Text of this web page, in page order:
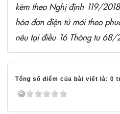
kèm theo Nghị định 119/
hóa đơn điện tử mới theo
nêu tại điều 16 Thông tư 68/
Tổng số điểm của bài viết là: 0